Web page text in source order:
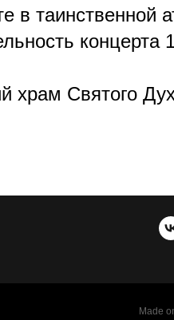
в таинственной
концерта
храм Святого
Made